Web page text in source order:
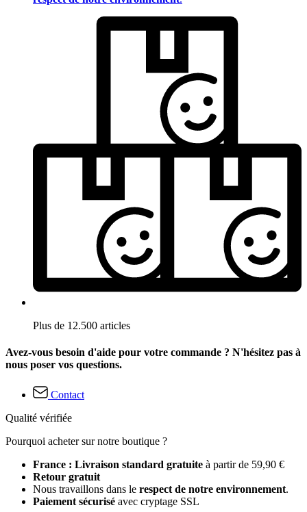
Plus de 12.500 articles
Avez-vous besoin d'aide pour votre commande ? N'hésitez pas à
nous poser vos questions.
Contact
Qualité vérifiée
Pourquoi acheter sur notre boutique ?
France : Livraison standard gratuite à partir de 59,90 €
Retour gratuit
Nous travaillons dans le respect de notre environnement.
Paiement sécurisé avec cryptage SSL